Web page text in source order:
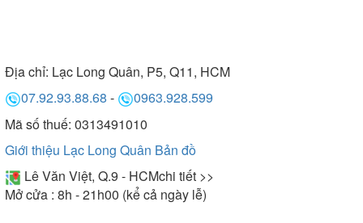
Địa chỉ: Lạc Long Quân, P5, Q11, HCM
07.92.93.88.68 -
0963.928.599
Mã số thuế: 0313491010
Giới thiệu Lạc Long Quân Bản đồ
Lê Văn Việt, Q.9 - HCMchi tiết >>
Mở cửa : 8h - 21h00 (kể cả ngày lễ)